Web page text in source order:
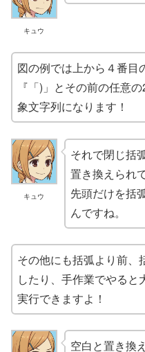
キュウ
図の例では上から４番目
『「)」とその前の任意
象文字列になります！
キュウ
それで閉じ括
置き換えられ
先頭だけを括
んですね。
その他にも括弧より前、
したり、手作業でやると
実行できますよ！
空白と置き換